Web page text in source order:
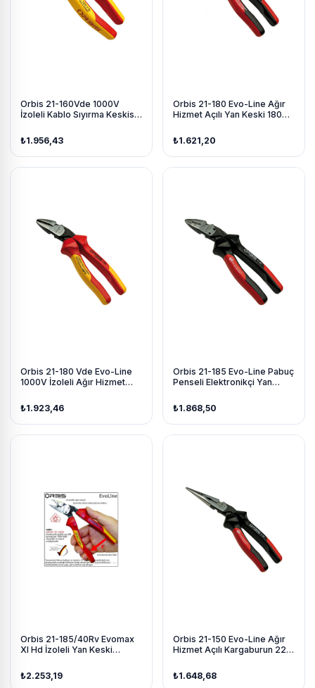
Orbis 21-160Vde 1000V
İzoleli Kablo Sıyırma Keskisi
₺1.956,43
Orbis 21-180 Evo-Line Ağır
Hizmet Açılı Yan Keski 180
₺1.621,20
Orbis 21-180 Vde Evo-Line
1000V İzoleli Ağır Hizmet
₺1.923,46
Orbis 21-185 Evo-Line Pabuç
Penseli Elektronikçi Yan
₺1.868,50
Orbis 21-185/40Rv Evomax
Xl Hd İzoleli Yan Keski
₺2.253,19
Orbis 21-150 Evo-Line Ağır
Hizmet Açılı Kargaburun 220
₺1.648,68